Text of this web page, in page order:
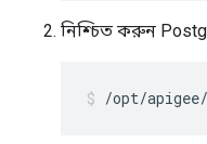
নিশ্চিত করুন
/opt/